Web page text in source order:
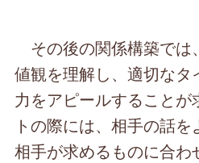
その後の関係構築では
値観を理解し、適切な
力をアピールすること
トの際には、相手の話を
相手が求めるものに合わ